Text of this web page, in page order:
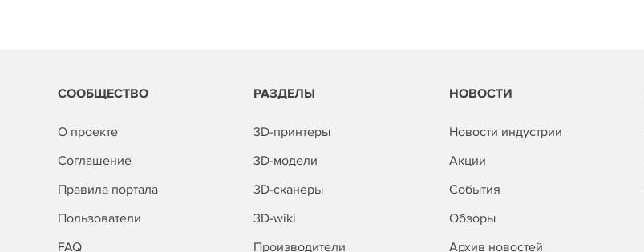
СООБЩЕСТВО
О проекте
Соглашение
Правила портала
Пользователи
FAQ
РАЗДЕЛЫ
3D-принтеры
3D-модели
3D-сканеры
3D-wiki
Производители
НОВОСТИ
Новости индустрии
Акции
События
Обзоры
Архив новостей